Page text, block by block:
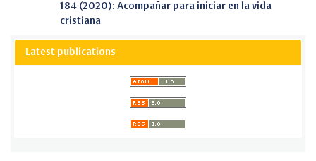
184 (2020): Acompañar para iniciar en la vida
cristiana
Latest publications